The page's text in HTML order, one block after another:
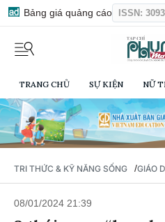
Bảng giá quảng cáo ISSN:
TRANG CHỦ SỰ KIỆN NỮ
TRI THỨC & KỸ NĂNG SỐNG /GIÁO
08/01/2024 21:39